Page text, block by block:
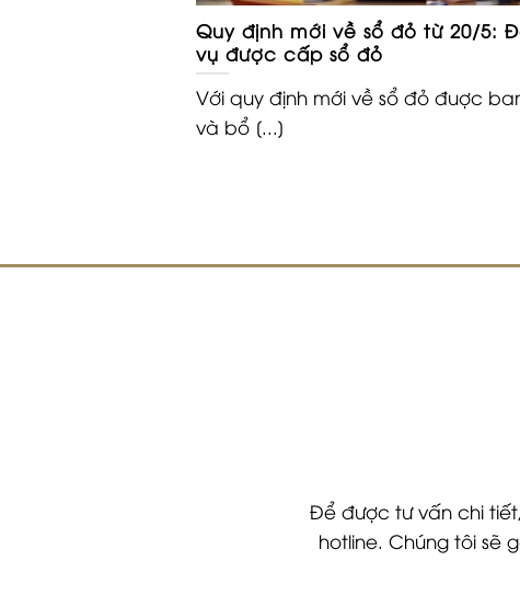
Quy định mới về sổ đỏ từ 20/5:
vụ được cấp sổ đỏ
Với quy định mới về sổ đỏ đuợc
và bổ [...]
Để được tư vấn chi
hotline. Chúng tôi sẽ